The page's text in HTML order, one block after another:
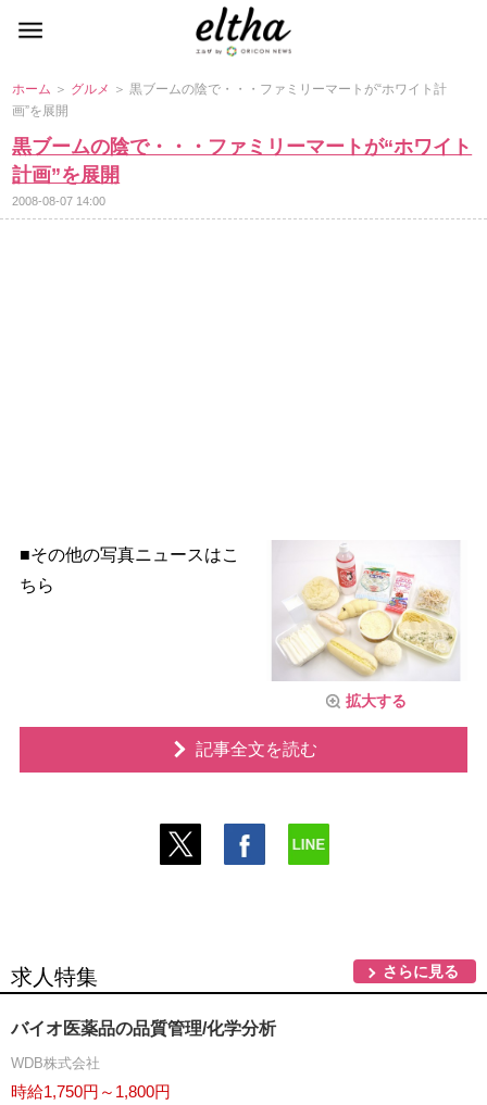
ホーム ＞ グルメ ＞ 黒ブームの陰で・・・ファミリーマートが“ホワイト計
画”を展開
黒ブームの陰で・・・ファミリーマートが“ホワイト
計画”を展開
2008-08-07 14:00
拡大する
■その他の写真ニュースはこ
ちら
記事全文を読む
求人特集 さらに見る
バイオ医薬品の品質管理/化学分析
WDB株式会社
時給1,750円～1,800円